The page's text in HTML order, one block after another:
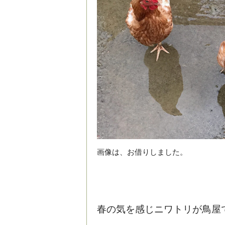
画像は、お借りしました。
春の気を感じニワトリが鳥屋